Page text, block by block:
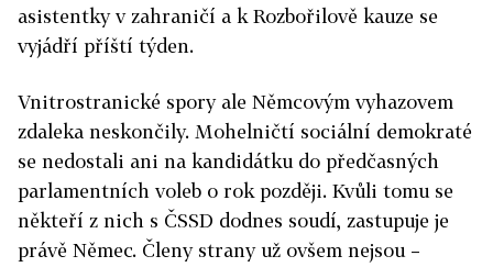
asistentky v zahraničí a k Rozbořilově kauze se
vyjádří příští týden.
Vnitrostranické spory ale Němcovým vyhazovem
zdaleka neskončily. Mohelničtí sociální demokraté
se nedostali ani na kandidátku do předčasných
parlamentních voleb o rok později. Kvůli tomu se
někteří z nich s ČSSD dodnes soudí, zastupuje je
právě Němec. Členy strany už ovšem nejsou –